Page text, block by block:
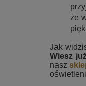
że
Jak
Wiesz
nasz